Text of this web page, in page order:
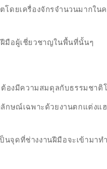
ยเครื่องจักรจำนวนมากใน
มือผู้เชี่ยวชาญในพื้นที่นั้นๆ
องมีความสมดุลกับธรรมชาติ
ษณ์เฉพาะด้วยงานตกแต่งแ
นจุดที่ช่างงานฝีมือจะเข้ามา